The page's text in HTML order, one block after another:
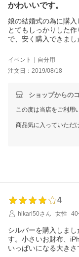
かわいいです。
娘の結婚式の為に購入
とてもしっかりした
で、安く購入できまし
イベント｜自分用
注文日：2019/08/18
ショップからの
この度は当店をご利用
商品気に入っていただ
4
hikari50さん
女性 40
シルバーを購入しま
す。小さいお財布、
いっぱいになる大きさ